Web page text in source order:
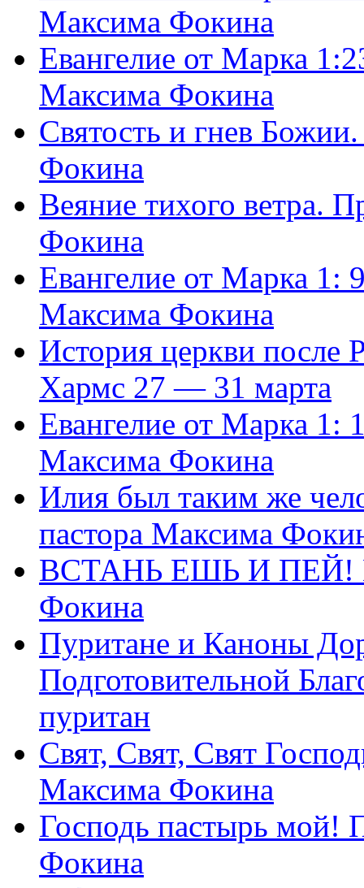
Максима Фокина
Евангелие от Марка
Максима Фокина
Святость и гнев
Фокина
Веяние тихого ветра.
Фокина
Евангелие от Марка 1:
Максима Фокина
История церкви
Хармс 27 — 31 марта
Евангелие от Марка 1:
Максима Фокина
Илия был таким же
пастора Максима
ВСТАНЬ ЕШЬ И ПЕЙ!
Фокина
Пуритане и Каноны
Подготовительной
пуритан
Свят, Свят, Свят
Максима Фокина
Господь пастырь мой!
Фокина